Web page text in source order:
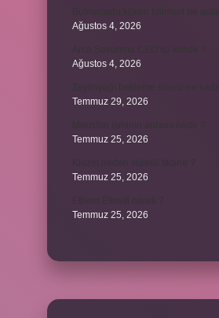
Ağustos 4, 2026
Ağustos 4, 2026
Temmuz 29, 2026
Temmuz 25, 2026
Temmuz 25, 2026
Temmuz 25, 2026